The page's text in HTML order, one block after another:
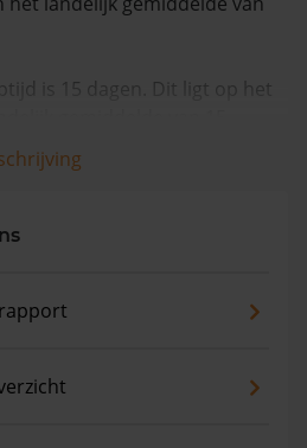
is 15 dagen. Dit ligt op het
gemiddeld voor €320.333
woningwaarde met 8,7%